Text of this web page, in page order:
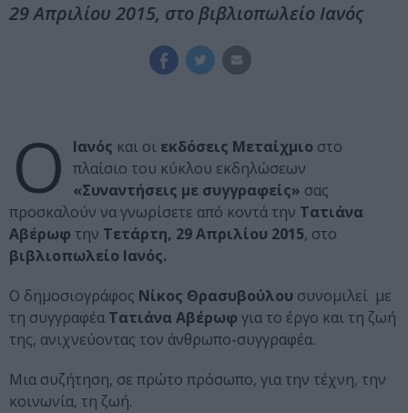
29 Απριλίου 2015, στο βιβλιοπωλείο Ιανός
O Ιανός και οι εκδόσεις Μεταίχμιο στο
πλαίσιο του κύκλου εκδηλώσεων
«Συναντήσεις με συγγραφείς» σας
προσκαλούν να γνωρίσετε από κοντά την Τατιάνα
Αβέρωφ την Τετάρτη, 29 Απριλίου 2015, στο
βιβλιοπωλείο Ιανός.
Ο δημοσιογράφος Νίκος Θρασυβούλου συνομιλεί με
τη συγγραφέα Τατιάνα Αβέρωφ για το έργο και τη ζωή
της, ανιχνεύοντας τον άνθρωπο-συγγραφέα.
Μια συζήτηση, σε πρώτο πρόσωπο, για την τέχνη, την
κοινωνία, τη ζωή.